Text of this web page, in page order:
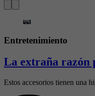
Entretenimiento
La extraña razón
Estos accesorios tienen una